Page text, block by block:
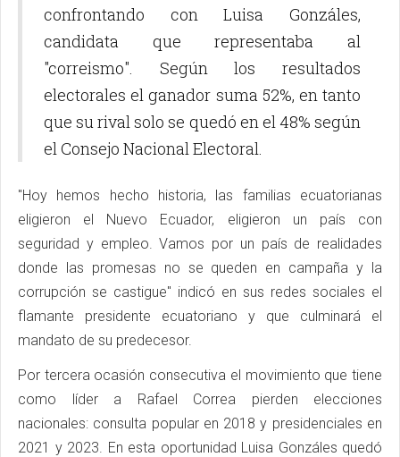
confrontando con Luisa Gonzáles,
candidata que representaba al
"correismo". Según los resultados
electorales el ganador suma 52%, en tanto
que su rival solo se quedó en el 48% según
el Consejo Nacional Electoral.
"Hoy hemos hecho historia, las familias ecuatorianas
eligieron el Nuevo Ecuador, eligieron un país con
seguridad y empleo. Vamos por un país de realidades
donde las promesas no se queden en campaña y la
corrupción se castigue" indicó en sus redes sociales el
flamante presidente ecuatoriano y que culminará el
mandato de su predecesor.
Por tercera ocasión consecutiva el movimiento que tiene
como líder a Rafael Correa pierden elecciones
nacionales: consulta popular en 2018 y presidenciales en
2021 y 2023. En esta oportunidad Luisa Gonzáles quedó